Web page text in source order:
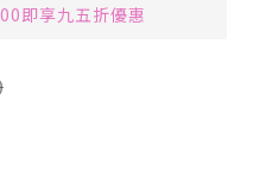
即享九五折優惠